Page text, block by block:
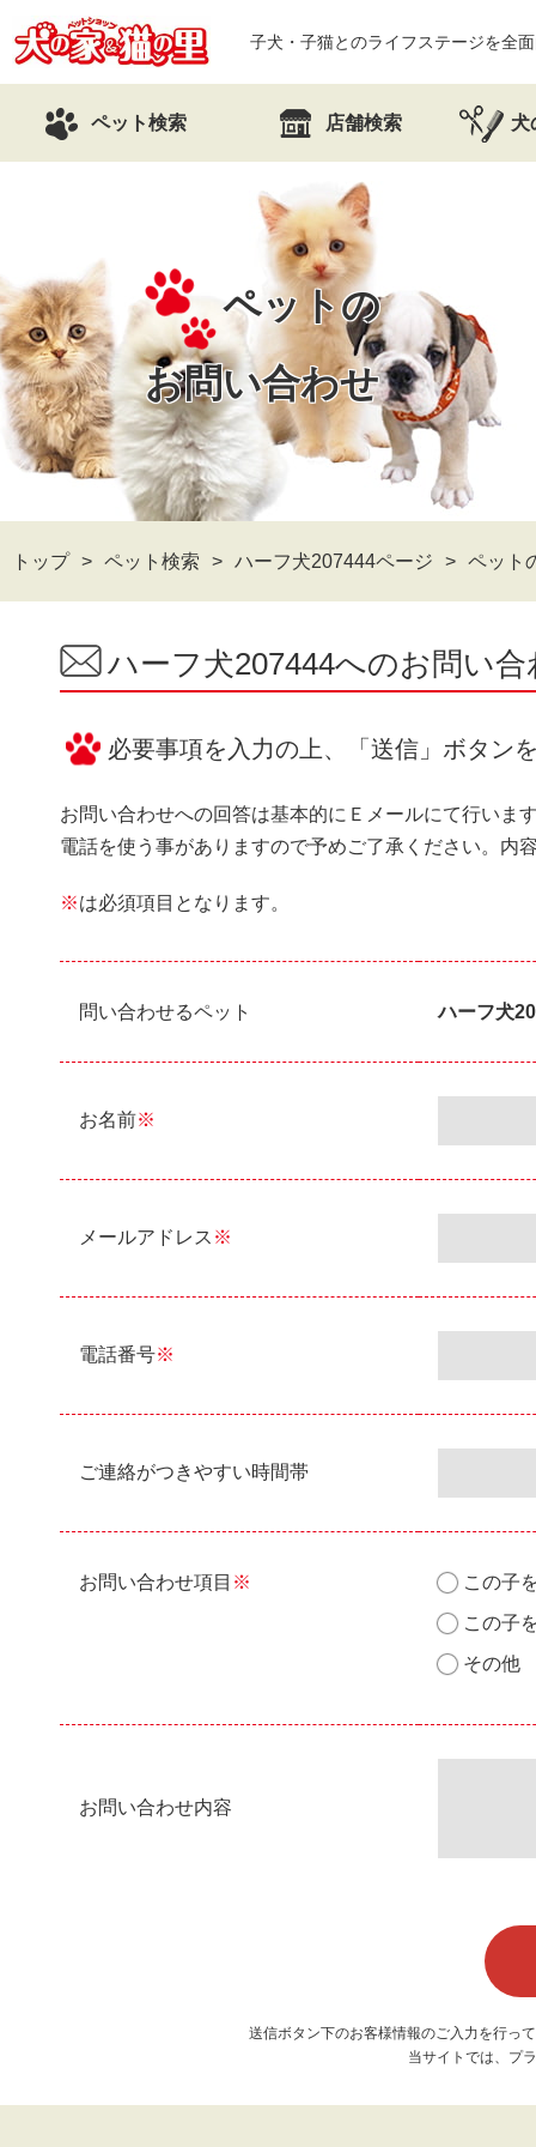
子犬・子猫とのライフステージを全
ペット検索 店舗検索 犬
ペットの
お問い合わせ
トップ ペット検索 ハーフ犬207444ページ ペット
ハーフ犬207444へのお問い
必要事項を入力の上、「送信」ボタン
お問い合わせへの回答は基本的にＥメールにて行いま
電話を使う事がありますので予めご了承ください。内
※は必須項目となります。
問い合わせるペット ハーフ犬
お名前※
メールアドレス ※
電話番号※
ご連絡がつきやすい時間帯
お問い合わせ項目 ※
この子
この子
その他
お問い合わせ内容
送信ボタン下のお客様情報のご入力を行っ
当サイトでは、プ